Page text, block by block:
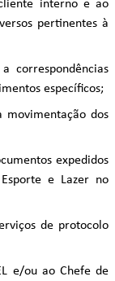
interno e ao
pertinentes à
correspondências
específicos;
dos
expedidos
e Lazer no
de protocolo
e/ou ao Chefe de